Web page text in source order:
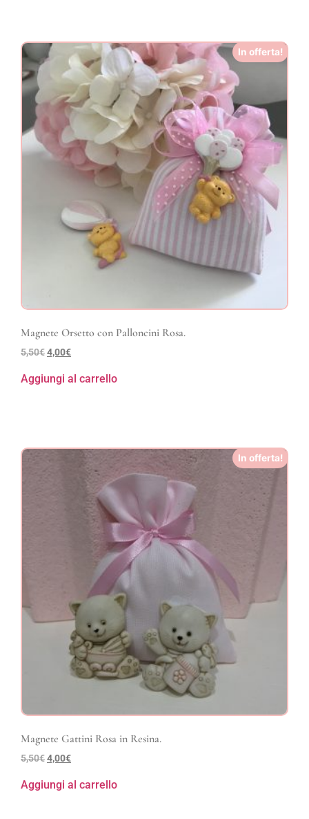
In offerta!
Magnete Orsetto con Palloncini Rosa.
5,50€4,00€
Aggiungi al carrello
In offerta!
Magnete Gattini Rosa in Resina.
5,50€4,00€
Aggiungi al carrello